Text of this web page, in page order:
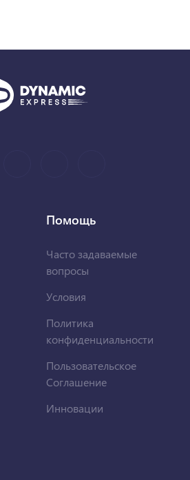
Помощь
Часто задаваемые
вопросы
Условия
Политика
конфиденциальности
Пользовательское
Соглашение
Инновации